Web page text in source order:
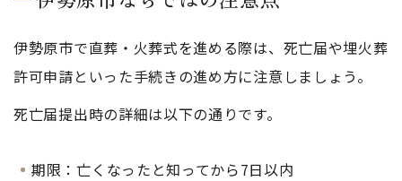
伊勢原市で直葬・火葬式を進める際は、死亡届や埋火葬
許可申請といった手続きの進め方に注意しましょう。
死亡届提出時の詳細は以下の通りです。
期限：亡くなったと知ってから7日以内